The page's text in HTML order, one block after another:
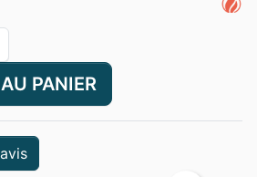
PANIER